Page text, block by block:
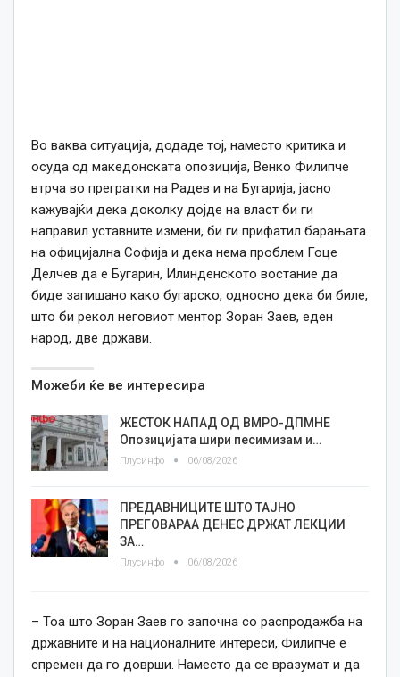
Во ваква ситуација, додаде тој, наместо критика и
осуда од македонската опозиција, Венко Филипче
втрча во прегратки на Радев и на Бугарија, јасно
кажувајќи дека доколку дојде на власт би ги
направил уставните измени, би ги прифатил барањата
на официјална Софија и дека нема проблем Гоце
Делчев да е Бугарин, Илинденското востание да
биде запишано како бугарско, односно дека би биле,
што би рекол неговиот ментор Зоран Заев, еден
народ, две држави.
Можеби ќе ве интересира
ЖЕСТОК НАПАД ОД ВМРО-ДПМНЕ
Опозицијата шири песимизам и…
Плусинфо 06/08/2026
ПРЕДАВНИЦИТЕ ШТО ТАЈНО
ПРЕГОВАРАА ДЕНЕС ДРЖАТ ЛЕКЦИИ
ЗА…
Плусинфо 06/08/2026
– Тоа што Зоран Заев го започна со распродажба на
државните и на националните интереси, Филипче е
спремен да го доврши. Наместо да се вразумат и да